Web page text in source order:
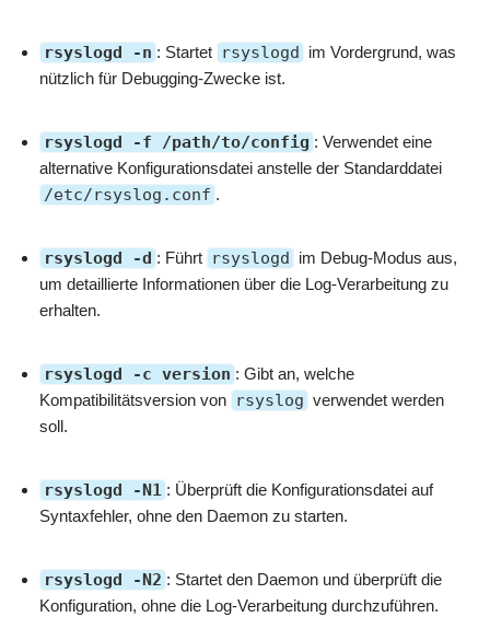
rsyslogd -n : Startet rsyslogd im Vordergrund, was
nützlich für Debugging-Zwecke ist.
rsyslogd -f /path/to/config : Verwendet eine
alternative Konfigurationsdatei anstelle der Standarddatei
/etc/rsyslog.conf .
rsyslogd -d : Führt rsyslogd im Debug-Modus aus,
um detaillierte Informationen über die Log-Verarbeitung zu
erhalten.
rsyslogd -c version : Gibt an, welche
Kompatibilitätsversion von rsyslog verwendet werden
soll.
rsyslogd -N1 : Überprüft die Konfigurationsdatei auf
Syntaxfehler, ohne den Daemon zu starten.
rsyslogd -N2 : Startet den Daemon und überprüft die
Konfiguration, ohne die Log-Verarbeitung durchzuführen.